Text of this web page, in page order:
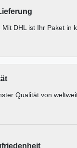
DHL ist Ihr Paket in
Qualität von